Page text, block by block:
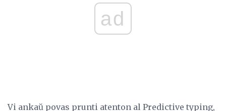
ad
Vi ankaŭ povas prunti atenton al Predictive typing,